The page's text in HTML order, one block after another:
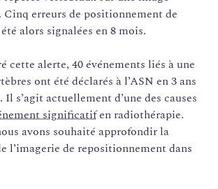
Cinq erreurs de positionnement de
alors signalées en 8 mois.
cette alerte, 40 événements liés à une
ont été déclarés à l’ASN en 3 ans
Il s’agit actuellement d’une des causes
significatifen radiothérapie.
avons souhaité approfondir la
l’imagerie de repositionnement dans